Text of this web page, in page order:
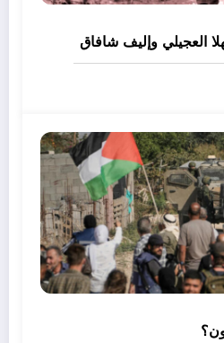
العجيلي وإليف شافاق